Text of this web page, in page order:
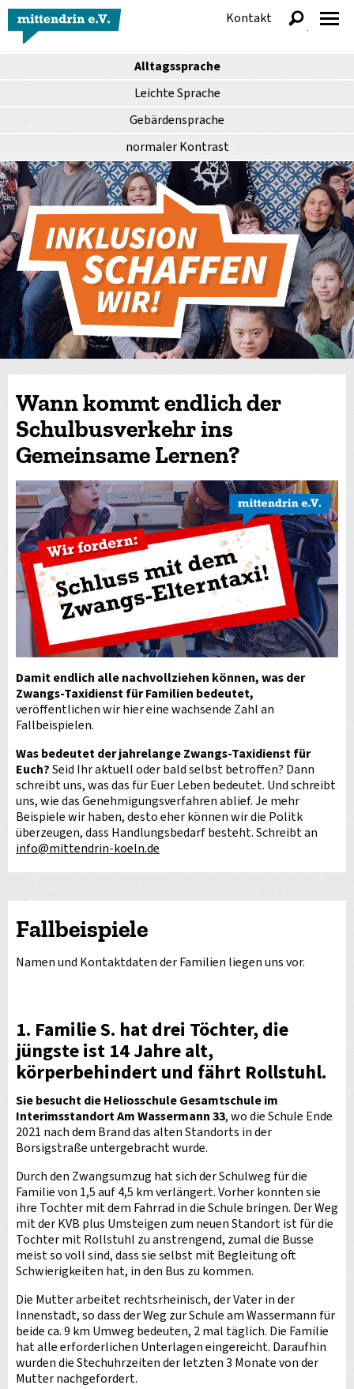
Alltagssprache
Leichte Sprache
Gebärdensprache
normalerKontrast
Kontakt
anzeigen
Wann kommt endlich der
Schulbusverkehr ins
Gemeinsame Lernen?
Damit endlich alle nachvollziehen können, was der
Zwangs-Taxidienst für Familien bedeutet,
veröffentlichen wir hier eine wachsende Zahl an
Fallbeispielen.
Was bedeutet der jahrelange Zwangs-Taxidienst für
Euch?Seid Ihr aktuell oder bald selbst betroffen? Dann
schreibt uns, was das für Euer Leben bedeutet. Und schreibt
uns, wie das Genehmigungsverfahren ablief. Je mehr
Beispiele wir haben, desto eher können wir die Politk
überzeugen, dass Handlungsbedarf besteht. Schreibt an
info@mittendrin-koeln.de
Fallbeispiele
Namen und Kontaktdaten der Familien liegen uns vor.
1. Familie S. hat drei Töchter, die
jüngste ist 14 Jahre alt,
körperbehindert und fährt Rollstuhl.
Sie besucht die Heliosschule Gesamtschule im
Interimsstandort Am Wassermann 33, wo die Schule Ende
2021 nach dem Brand das alten Standorts in der
Borsigstraße untergebracht wurde.
Durch den Zwangsumzug hat sich der Schulweg für die
Familie von 1,5 auf 4,5 km verlängert. Vorher konnten sie
ihre Tochter mit dem Fahrrad in die Schule bringen. Der Weg
mit der KVB plus Umsteigen zum neuen Standort ist für die
Tochter mit Rollstuhl zu anstrengend, zumal die Busse
meist so voll sind, dass sie selbst mit Begleitung oft
Schwierigkeiten hat, in den Bus zu kommen.
Die Mutter arbeitet rechtsrheinisch, der Vater in der
Innenstadt, so dass der Weg zur Schule am Wassermann für
beide ca. 9 km Umweg bedeuten, 2 mal täglich. Die Familie
hat alle erforderlichen Unterlagen eingereicht. Daraufhin
wurden die Stechuhrzeiten der letzten 3 Monate von der
Mutter nachgefordert.